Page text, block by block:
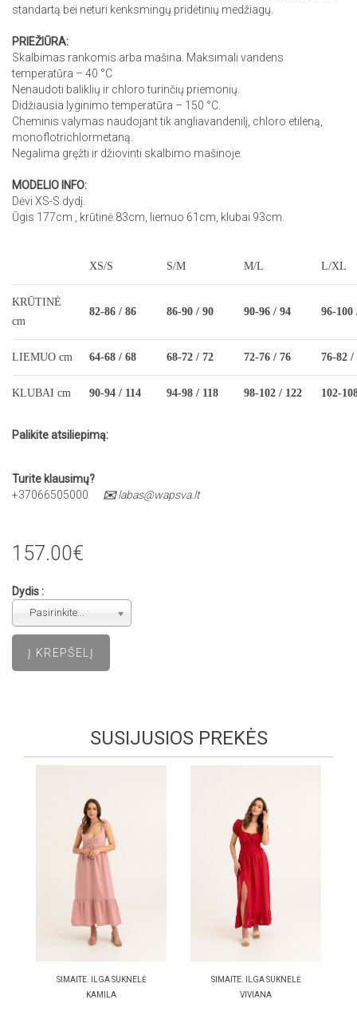
standartą bei neturi kenksmingų pridėtinių medžiagų.
PRIEŽIŪRA:
Skalbimas rankomis arba mašina. Maksimali vandens
temperatūra – 40 °С
Nenaudoti baliklių ir chloro turinčių priemonių.
Didžiausia lyginimo temperatūra – 150 °С.
Cheminis valymas naudojant tik angliavandenilį, chloro etileną,
monoflotrichlormetaną.
Negalima gręžti ir džiovinti skalbimo mašinoje.
MODELIO INFO:
Dėvi XS-S dydį.
Ūgis 177cm , krūtinė 83cm, liemuo 61cm, klubai 93cm.
XS/S S/M M/L L/XL
KRŪTINĖ
cm
82-86 / 86 86-90 / 90 90-96 / 94 96-100
LIEMUO cm 64-68 / 68 68-72 / 72 72-76 / 76 76-82 /
KLUBAI cm 90-94 / 114 94-98 / 118 98-102 / 122 102-
Palikite atsiliepimą:
Turite klausimų?
+37066505000
✉️labas@wapsva.lt
157.00€
Dydis :
Pasirinkite...
SUSIJUSIOS PREKĖS
SIMAITE. ILGA SUKNELĖ
KAMILA
SIMAITE. ILGA SUKNELĖ
VIVIANA